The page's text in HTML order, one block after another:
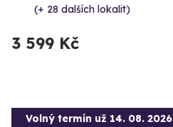
(+ 28 dalších lokalit)
3 599 Kč
Volný termín už 14. 08. 2026